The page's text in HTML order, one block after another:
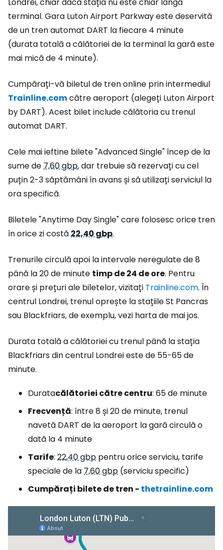
terminal. Gara Luton Airport Parkway este deservită
de un tren automat DART la fiecare 4 minute
(durata totală a călătoriei de la terminal la gară este
mai mică de 4 minute).
Cumpărați-vă biletul de tren online prin intermediul
Trainline.comcătre aeroport (alegeți Luton Airport
by DART). Acest bilet include călătoria cu trenul
automat DART.
Cele mai ieftine bilete "Advanced Single" încep de la
sume de7,60 gbp, dar trebuie să rezervați cu cel
puțin 2-3 săptămâni în avans și să utilizați serviciul la
ora specifică.
Biletele "Anytime Day Single" care folosesc orice tren
în orice zi costă22,40 gbp.
Trenurile circulă apoi la intervale neregulate de 8
până la 20 de minute timp de 24 de ore. Pentru
orare și prețuri ale biletelor, vizitați Trainline.com. În
centrul Londrei, trenul oprește la stațiile St Pancras
sau Blackfriars, de exemplu, vezi harta de mai jos.
Durata totală a călătoriei cu trenul până la stația
Blackfriars din centrul Londrei este de 55-65 de
minute.
Duratacălătoriei către centru: 65 de minute
Frecvență: între 8 și 20 de minute, trenul
navetă DART de la aeroport la gară circulă o
dată la 4 minute
Tarife: 22,40 gbp pentru orice serviciu, tarife
speciale de la7,60 gbp (serviciu specific)
Cumpărați bilete de tren - thetrainline.com